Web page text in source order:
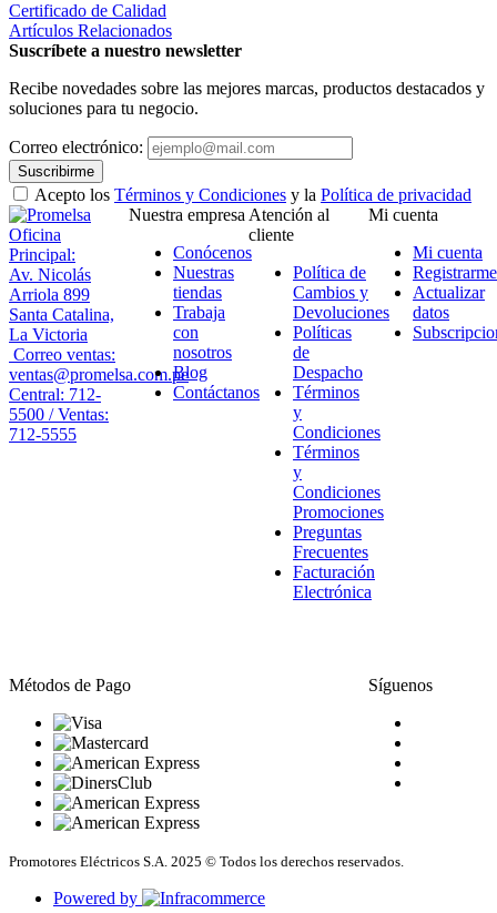
Certificado de Calidad
Artículos Relacionados
Suscríbete a nuestro newsletter
Recibe novedades sobre las mejores marcas, productos destacados y
soluciones para tu negocio.
Correo electrónico:
Suscribirme
Acepto los Términos y Condiciones y la Política de privacidad
Oficina
Principal:
Av. Nicolás
Arriola 899
Santa Catalina,
La Victoria
Correo ventas:
ventas@promelsa.com.pe
Central: 712-
5500 / Ventas:
712-5555
Nuestra empresa
Conócenos
Nuestras
tiendas
Trabaja
con
nosotros
Blog
Contáctanos
Atención al
cliente
Política de
Cambios y
Devoluciones
Políticas
de
Despacho
Términos
y
Condiciones
Términos
y
Condiciones
Promociones
Preguntas
Frecuentes
Facturación
Electrónica
Mi cuenta
Mi cuenta
Registrarme
Actualizar
datos
Métodos de Pago Síguenos
Promotores Eléctricos S.A. 2025 © Todos los derechos reservados.
Powered by